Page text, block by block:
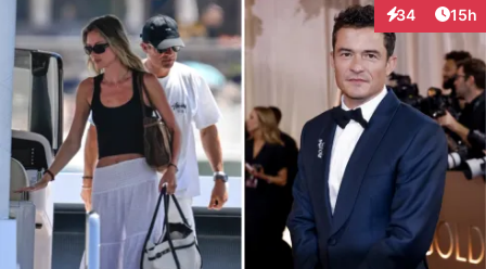
34
Interaktionen
15h